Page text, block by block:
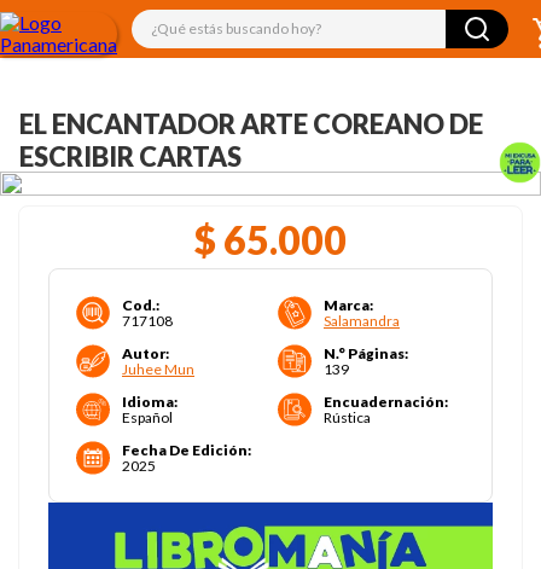
¿Qué estás buscando hoy?
EL ENCANTADOR ARTE COREANO DE
ESCRIBIR CARTAS
$ 65.000
Cod.:
717108
Marca:
Salamandra
Autor:
Juhee Mun
N.° Páginas:
139
Idioma:
Español
Encuadernación:
Rústica
Fecha De Edición:
2025